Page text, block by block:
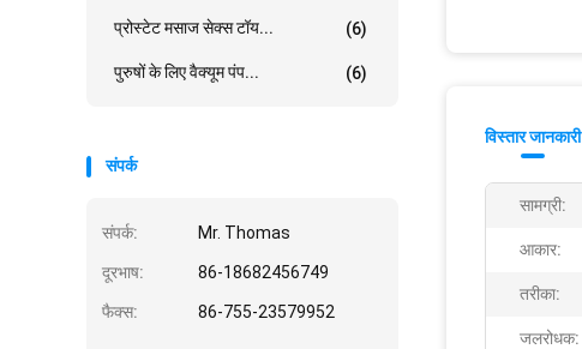
प्रोस्टेट मसाज सेक्स टॉय... (6)
पुरुषों के लिए वैक्यूम पंप... (6)
संपर्क
संपर्क: Mr. Thomas
दूरभाष: 86-18682456749
फैक्स: 86-755-23579952
विस्तार जानकारी
सामग्री:
आकार:
तरीका:
जलरोधक: